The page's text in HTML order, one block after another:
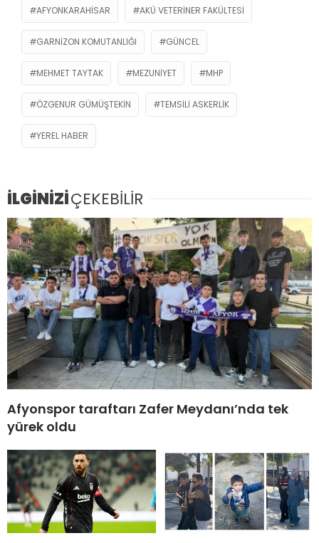
AFYONKARAHISAR AKÜ VETERINER FAKÜLTESI
GARNIZON KOMUTANLIĞI GÜNCEL
MEHMET TAYTAK MEZUNIYET MHP
ÖZGENUR GÜMÜŞTEKIN TEMSILI ASKERLIK
YEREL HABER
İLGİNİZİÇEKEBİLİR
Afyonspor taraftarı Zafer Meydanı’nda tek
yürek oldu